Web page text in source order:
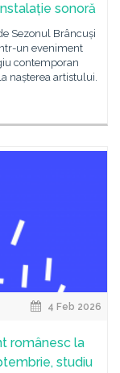
sonoră
Sezonul Brâncuși
un eveniment
contemporan
nașterea artistului.
4 Feb 2026
românesc la
studiu